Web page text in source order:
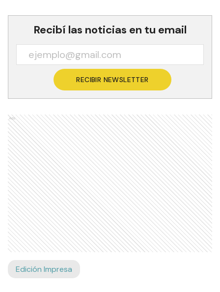
Recibí las noticias en tu email
RECIBIR NEWSLETTER
Ads
Edición Impresa